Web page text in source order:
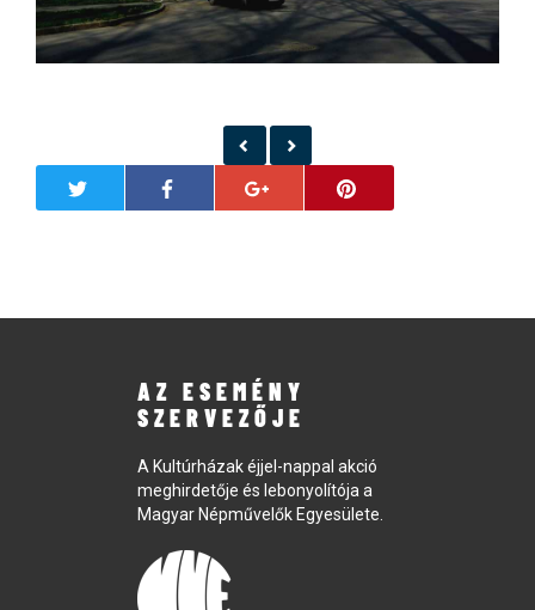
AZ ESEMÉNY
SZERVEZŐJE
A Kultúrházak éjjel-nappal akció
meghirdetője és lebonyolítója a
Magyar Népművelők Egyesülete.